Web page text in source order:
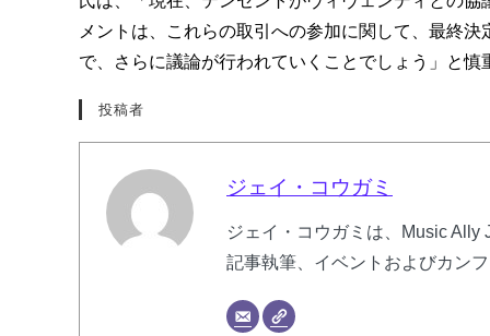
メントは、これらの取引への参加に関して、最終
で、さらに議論が行われていくことでしょう」と慎
投稿者
ジェイ・コウガミ
ジェイ・コウガミは、Music
記事執筆、イベントおよびカン